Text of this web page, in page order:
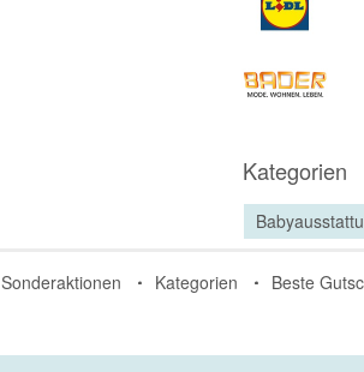
Kategorien
Sonderaktionen Kategorien Beste